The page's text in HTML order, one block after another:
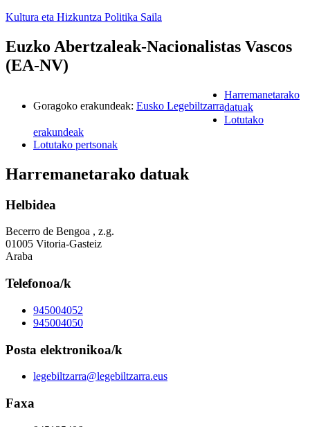
Kultura eta Hizkuntza Politika Saila
Euzko Abertzaleak-Nacionalistas Vascos
(EA-NV)
Goragoko erakundeak: Eusko Legebiltzarra
Harremanetarako
datuak
Lotutako
erakundeak
Lotutako pertsonak
Harremanetarako datuak
Helbidea
Becerro de Bengoa , z.g.
01005 Vitoria-Gasteiz
Araba
Telefonoa/k
945004052
945004050
Posta elektronikoa/k
legebiltzarra@legebiltzarra.eus
Faxa